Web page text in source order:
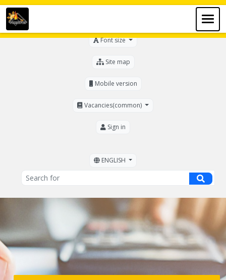
Font size
Site map
Mobile version
Vacancies(common)
Sign in
ENGLISH